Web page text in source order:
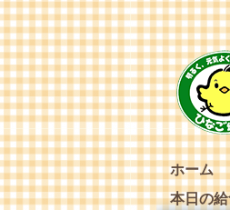
Skip
to
content
ホーム
本日の